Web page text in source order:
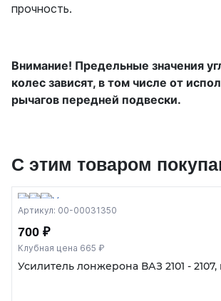
прочность.
Внимание! Предельные значения
колес зависят, в том числе от
рычагов передней подвески.
С этим товаром
Артикул: 00-00031350
700 ₽
Клубная цена 665 ₽
Усилитель лонжерона ВАЗ 2101 - 2107,